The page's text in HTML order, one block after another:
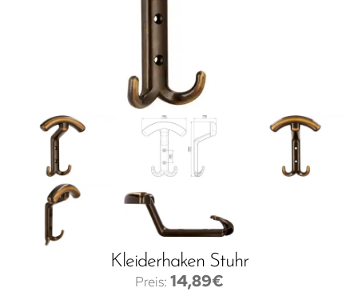
Kleiderhaken Stuhr
14,89€